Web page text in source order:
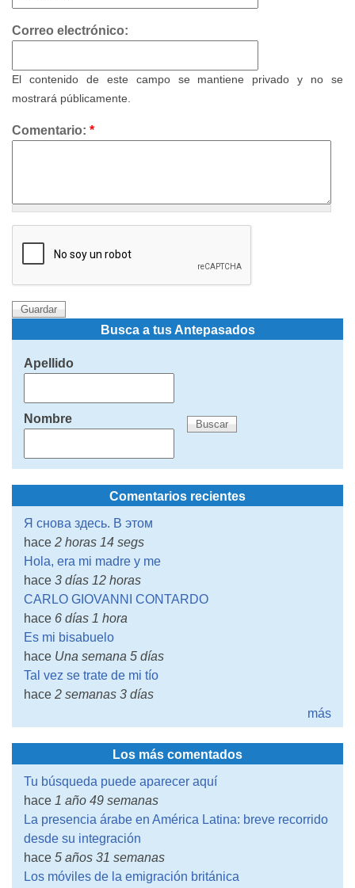
Correo electrónico:
El contenido de este campo se mantiene privado y no se
mostrará públicamente.
Comentario: *
Busca a tus Antepasados
Apellido
Nombre
Comentarios recientes
Я снова здесь. В этом
hace 2 horas 14 segs
Hola, era mi madre y me
hace 3 días 12 horas
CARLO GIOVANNI CONTARDO
hace 6 días 1 hora
Es mi bisabuelo
hace Una semana 5 días
Tal vez se trate de mi tío
hace 2 semanas 3 días
más
Los más comentados
Tu búsqueda puede aparecer aquí
hace 1 año 49 semanas
La presencia árabe en América Latina: breve recorrido
desde su integración
hace 5 años 31 semanas
Los móviles de la emigración británica